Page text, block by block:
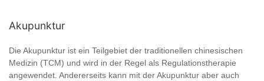
Akupunktur
Die Akupunktur ist ein Teilgebiet der traditionellen chinesischen
Medizin (TCM) und wird in der Regel als Regulationstherapie
angewendet. Andererseits kann mit der Akupunktur aber auch